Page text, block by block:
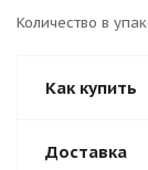
Количество в
Как купить
Доставка